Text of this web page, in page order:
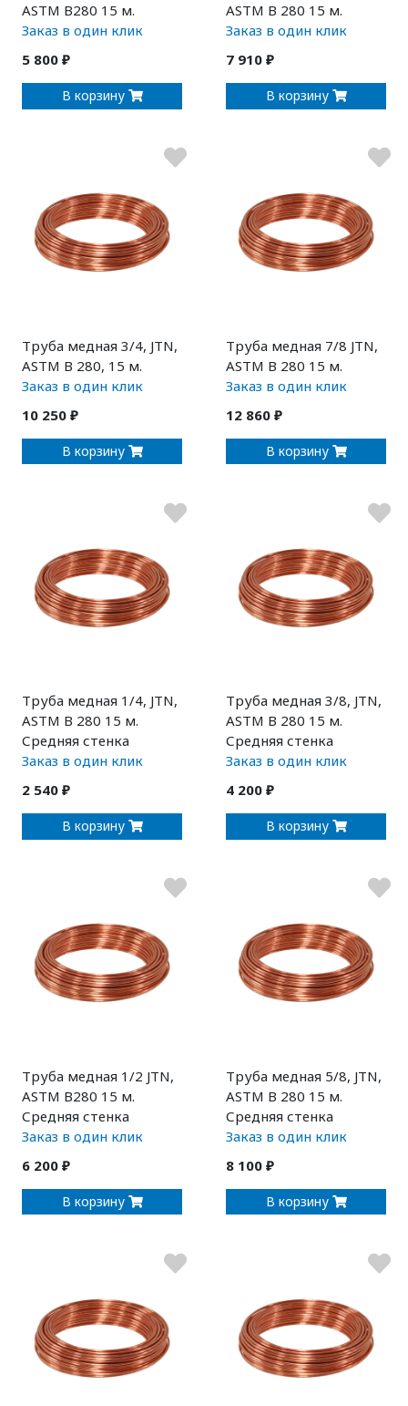
ASTM B280 15 м.
Заказ в один клик
5 800 ₽
В корзину
ASTM B 280 15 м.
Заказ в один клик
7 910 ₽
В корзину
Труба медная 3/4, JTN,
ASTM B 280, 15 м.
Заказ в один клик
10 250 ₽
В корзину
Труба медная 7/8 JTN,
ASTM B 280 15 м.
Заказ в один клик
12 860 ₽
В корзину
Труба медная 1/4, JTN,
ASTM B 280 15 м.
Средняя стенка
Заказ в один клик
2 540 ₽
В корзину
Труба медная 3/8, JTN,
ASTM B 280 15 м.
Средняя стенка
Заказ в один клик
4 200 ₽
В корзину
Труба медная 1/2 JTN,
ASTM B280 15 м.
Средняя стенка
Заказ в один клик
6 200 ₽
В корзину
Труба медная 5/8, JTN,
ASTM B 280 15 м.
Средняя стенка
Заказ в один клик
8 100 ₽
В корзину